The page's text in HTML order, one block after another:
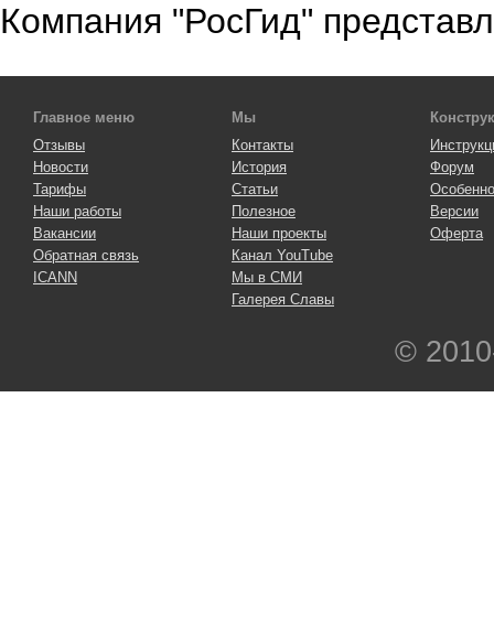
Компания "РосГид"
Главное меню
Отзывы
Новости
Тарифы
Наши работы
Вакансии
Обратная связь
ICANN
Мы
Контакты
История
Статьи
Полезное
Наши проекты
Канал YouTube
Мы в СМИ
Галерея Славы
Форум
Версии
Оферта
©